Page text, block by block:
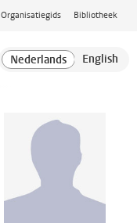
Organisatiegids Bibliotheek